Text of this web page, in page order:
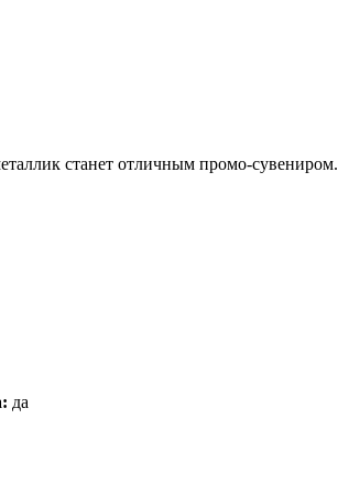
станет отличным промо-сувениром.
да